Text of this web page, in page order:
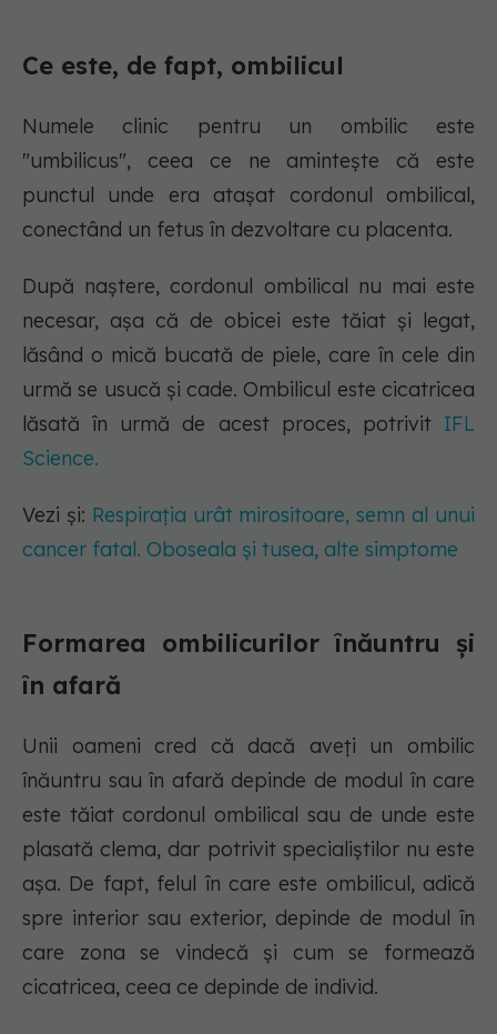
Ce este, de fapt, ombilicul
Numele clinic pentru un ombilic este
"umbilicus", ceea ce ne amintește că este
punctul unde era atașat cordonul ombilical,
conectând un fetus în dezvoltare cu placenta.
După naștere, cordonul ombilical nu mai este
necesar, așa că de obicei este tăiat și legat,
lăsând o mică bucată de piele, care în cele din
urmă se usucă și cade. Ombilicul este cicatricea
lăsată în urmă de acest proces, potrivit IFL
Science.
Vezi și: Respirația urât mirositoare, semn al unui
cancer fatal. Oboseala și tusea, alte simptome
Formarea ombilicurilor înăuntru și
în afară
Unii oameni cred că dacă aveți un ombilic
înăuntru sau în afară depinde de modul în care
este tăiat cordonul ombilical sau de unde este
plasată clema, dar potrivit specialiștilor nu este
așa. De fapt, felul în care este ombilicul, adică
spre interior sau exterior, depinde de modul în
care zona se vindecă și cum se formează
cicatricea, ceea ce depinde de individ.